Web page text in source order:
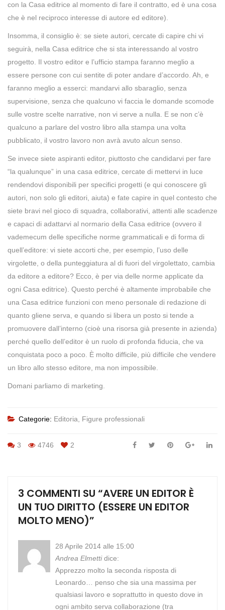
con la Casa editrice al momento di fare il contratto, ed è una cosa
che è nel reciproco interesse di autore ed editore).
Insomma, il consiglio è: se siete autori, cercate di capire chi vi
seguirà, nella Casa editrice che si sta interessando al vostro
progetto. Il vostro editor e l’ufficio stampa faranno meglio a
essere persone con cui sentite di poter andare d’accordo. Ah, e
faranno meglio a esserci: mandarvi allo sbaraglio, senza
supervisione, senza che qualcuno vi faccia le domande scomode
sulle vostre scelte narrative, non vi serve a nulla. E se non c’è
qualcuno a parlare del vostro libro alla stampa una volta
pubblicato, il vostro lavoro non avrà avuto alcun senso.
Se invece siete aspiranti editor, piuttosto che candidarvi per fare
“la qualunque” in una casa editrice, cercate di mettervi in luce
rendendovi disponibili per specifici progetti (e qui conoscere gli
autori, non solo gli editori, aiuta) e fate capire in quel contesto che
siete bravi nel gioco di squadra, collaborativi, attenti alle scadenze
e capaci di adattarvi al normario della Casa editrice (ovvero il
vademecum delle specifiche norme grammaticali e di forma di
quell’editore: vi siete accorti che, per esempio, l’uso delle
virgolette, o della punteggiatura al di fuori del virgolettato, cambia
da editore a editore? Ecco, è per via delle norme applicate da
ogni Casa editrice). Questo perché è altamente improbabile che
una Casa editrice funzioni con meno personale di redazione di
quanto gliene serva, e quando si libera un posto si tende a
promuovere dall’interno (cioè una risorsa già presente in azienda)
perché quello dell’editor è un ruolo di profonda fiducia, che va
conquistata poco a poco. È molto difficile, più difficile che vendere
un libro allo stesso editore, ma non impossibile.
Domani parliamo di marketing.
Categorie: Editoria Figure professionali
3 4746 2
3 COMMENTI SU “AVERE UN EDITOR È
UN TUO DIRITTO (ESSERE UN EDITOR
MOLTO MENO)”
28 Aprile 2014 alle 15:00
Andrea Elmettidice:
Apprezzo molto la seconda risposta di
Leonardo… penso che sia una massima per
qualsiasi lavoro e soprattutto in questo dove in
ogni ambito serva collaborazione (tra